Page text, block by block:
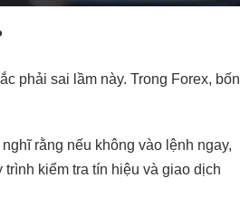
phải sai lầm này. Trong Forex, bốn
rằng nếu không vào lệnh ngay,
kiểm tra tín hiệu và giao dịch